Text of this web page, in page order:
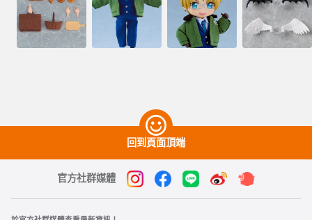
回到頁面頂端
官方社群媒體